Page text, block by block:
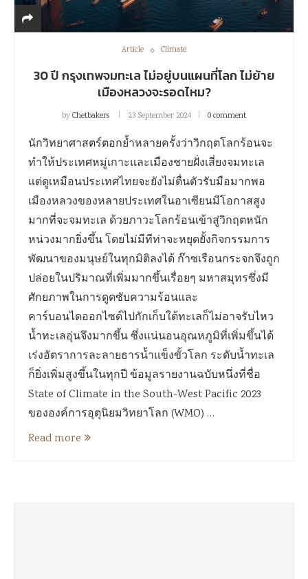
Article Climate
30 ปี กรุงเทพจมทะเล ไม่อยู่บนแผนที่โลก ไม่ย้าย
เมืองหลวงจะรอดไหม?
byChetbakers 23 September 2024 0 comment
นักวิทยาศาสตร์ตอกย้ำหลายครั้งว่าวิกฤตโลกร้อนจะ
ทำให้ประเทศหมู่เกาะและเมืองชายฝั่งเสี่ยงจมทะเล
แต่ดูเหมือนประเทศไทยจะยังไม่ตื่นตัวรับมือมากพอ
เมืองหลวงของหลายประเทศในอาเซียนมีโอกาสสูง
มากที่จะจมทะเล ด้วยภาวะโลกร้อนเข้าสู่วิกฤตหนัก
หน่วงมากยิ่งขึ้น โดยไม่มีทีท่าจะหยุดยั้งกิจกรรมการ
พัฒนาของมนุษย์ในทุกมิติลงได้ ก๊าซเรือนกระจกจึงถูก
ปล่อยในปริมาณที่เพิ่มมากขึ้นเรื่อยๆ มหาสมุทรซึ่งมี
ศักยภาพในการดูดซับความร้อนและ
คาร์บอนไดออกไซด์ไปกักเก็บใต้ทะเลก็ไม่อาจรับไหว
น้ำทะเลอุ่นจึงมากขึ้น ซึ่งแน่นอนอุณหภูมิที่เพิ่มขึ้นได้
เร่งอัตราการละลายธารน้ำแข็งขั้วโลก ระดับน้ำทะเล
ก็ยิ่งเพิ่มสูงขึ้นในทุกปี ข้อมูลรายงานฉบับหนึ่งที่ชื่อ
State of Climate in the South-West Pacific 2023
ขององค์การอุตุนิยมวิทยาโลก (WMO) …
Read more